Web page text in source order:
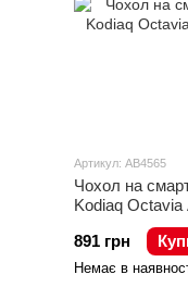
Артикул: AB4565
Чохол на
Kodiaq
891 грн
Немає в